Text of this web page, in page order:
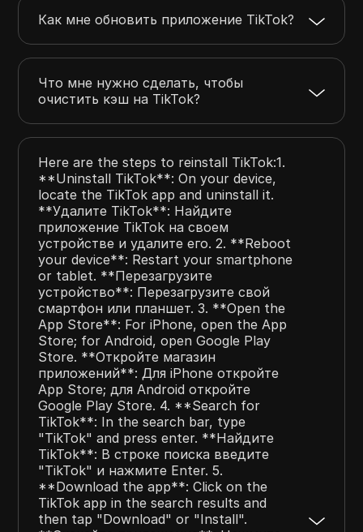
Как мне обновить приложение TikTok?
Что мне нужно сделать, чтобы
очистить кэш на TikTok?
Here are the steps to reinstall TikTok:1.
**Uninstall TikTok**: On your device,
locate the TikTok app and uninstall it.
**Удалите TikTok**: Найдите
приложение TikTok на своем
устройстве и удалите его. 2. **Reboot
your device**: Restart your smartphone
or tablet. **Перезагрузите
устройство**: Перезагрузите свой
смартфон или планшет. 3. **Open the
App Store**: For iPhone, open the App
Store; for Android, open Google Play
Store. **Откройте магазин
приложений**: Для iPhone откройте
App Store; для Android откройте
Google Play Store. 4. **Search for
TikTok**: In the search bar, type
"TikTok" and press enter. **Найдите
TikTok**: В строке поиска введите
"TikTok" и нажмите Enter. 5.
**Download the app**: Click on the
TikTok app in the search results and
then tap "Download" or "Install".